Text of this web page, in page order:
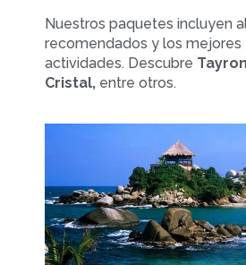
Nuestros paquetes incluyen
recomendados y los mejores
actividades. Descubre
Cristal, entre otros.